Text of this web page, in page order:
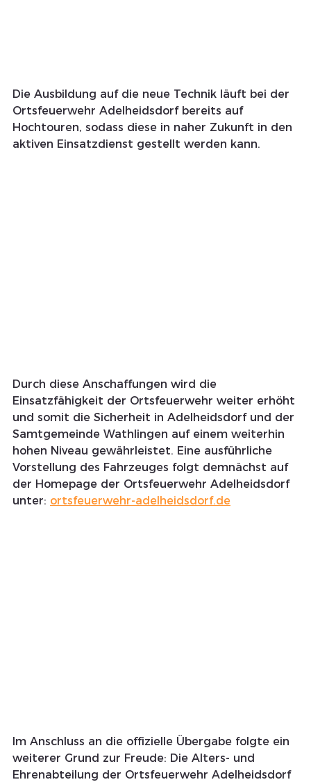
Die Ausbildung auf die neue Technik läuft bei der
Ortsfeuerwehr Adelheidsdorf bereits auf
Hochtouren, sodass diese in naher Zukunft in den
aktiven Einsatzdienst gestellt werden kann.
Durch diese Anschaffungen wird die
Einsatzfähigkeit der Ortsfeuerwehr weiter erhöht
und somit die Sicherheit in Adelheidsdorf und der
Samtgemeinde Wathlingen auf einem weiterhin
hohen Niveau gewährleistet. Eine ausführliche
Vorstellung des Fahrzeuges folgt demnächst auf
der Homepage der Ortsfeuerwehr Adelheidsdorf
unter: ortsfeuerwehr-adelheidsdorf.de
Im Anschluss an die offizielle Übergabe folgte ein
weiterer Grund zur Freude: Die Alters- und
Ehrenabteilung der Ortsfeuerwehr Adelheidsdorf